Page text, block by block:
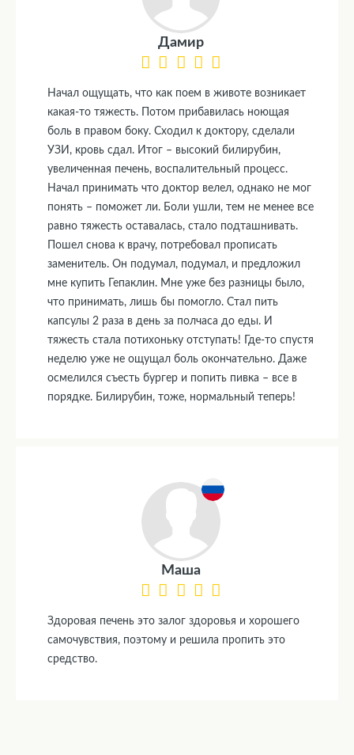
Дамир
Начал ощущать, что как поем в животе возникает
какая-то тяжесть. Потом прибавилась ноющая
боль в правом боку. Сходил к доктору, сделали
УЗИ, кровь сдал. Итог – высокий билирубин,
увеличенная печень, воспалительный процесс.
Начал принимать что доктор велел, однако не мог
понять – поможет ли. Боли ушли, тем не менее все
равно тяжесть оставалась, стало подташнивать.
Пошел снова к врачу, потребовал прописать
заменитель. Он подумал, подумал, и предложил
мне купить Гепаклин. Мне уже без разницы было,
что принимать, лишь бы помогло. Стал пить
капсулы 2 раза в день за полчаса до еды. И
тяжесть стала потихоньку отступать! Где-то спустя
неделю уже не ощущал боль окончательно. Даже
осмелился съесть бургер и попить пивка – все в
порядке. Билирубин, тоже, нормальный теперь!
Маша
Здоровая печень это залог здоровья и хорошего
самочувствия, поэтому и решила пропить это
средство.